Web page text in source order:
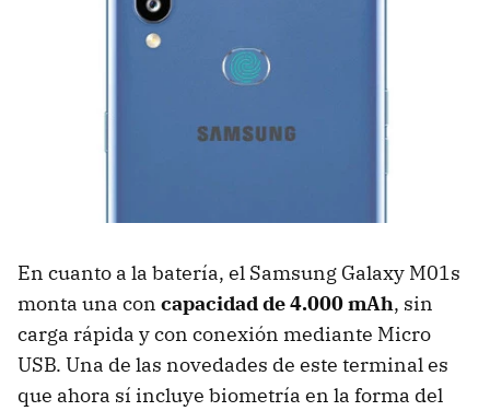
En cuanto a la batería, el Samsung Galaxy M01s
monta una con capacidad de 4.000 mAh, sin
carga rápida y con conexión mediante Micro
USB. Una de las novedades de este terminal es
que ahora sí incluye biometría en la forma del